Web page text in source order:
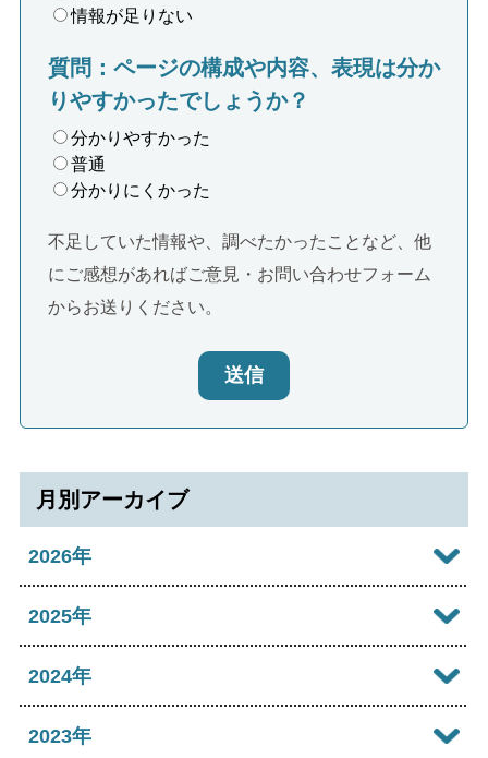
情報が足りない
質問：ページの構成や内容、表現は分か
りやすかったでしょうか？
分かりやすかった
普通
分かりにくかった
不足していた情報や、調べたかったことなど、他
にご感想があればご意見・お問い合わせフォーム
からお送りください。
送信
月別アーカイブ
2026年
2026年08月
2026年06月
2025年
2025年12月
2024年
2024年12月
2023年